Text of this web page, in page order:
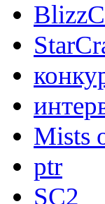
Mists
ptr
SC2